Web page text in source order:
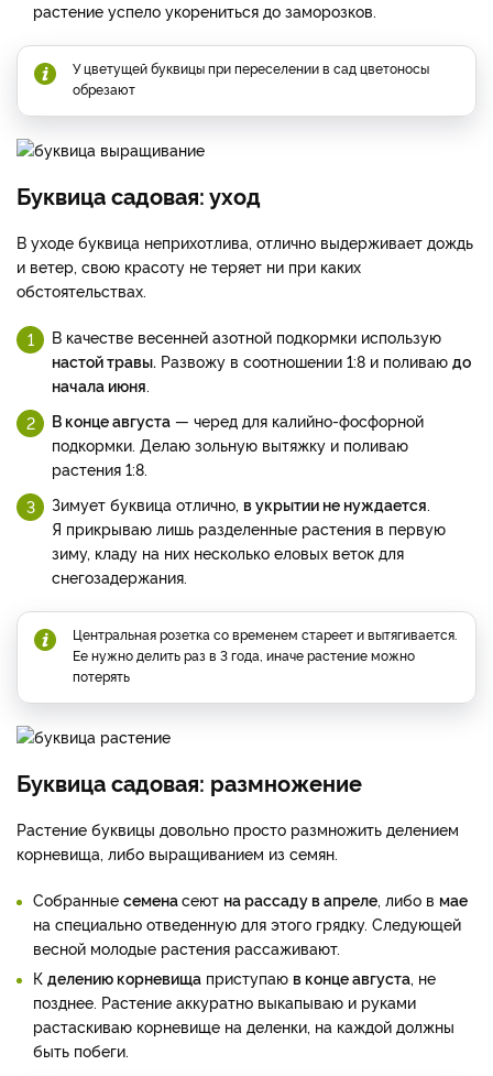
растение успело укорениться до заморозков.
У цветущей буквицы при переселении в сад цветоносы
обрезают
Буквица садовая: уход
В уходе буквица неприхотлива, отлично выдерживает дождь
и ветер, свою красоту не теряет ни при каких
обстоятельствах.
В качестве весенней азотной подкормки использую
настой травы. Развожу в соотношении 1:8 и поливаю до
начала июня
В конце августа — черед для калийно-фосфорной
подкормки. Делаю зольную вытяжку и поливаю
растения 1:8.
Зимует буквица отлично, в укрытии не нуждается
Я прикрываю лишь разделенные растения в первую
зиму, кладу на них несколько еловых веток для
снегозадержания.
Центральная розетка со временем стареет и вытягивается.
Ее нужно делить раз в 3 года, иначе растение можно
потерять
Буквица садовая: размножение
Растение буквицы довольно просто размножить делением
корневища, либо выращиванием из семян.
Собранные семена сеют на рассаду в апреле , либо в мае
на специально отведенную для этого грядку. Следующей
весной молодые растения рассаживают.
К делению корневища приступаю в конце августа , не
позднее. Растение аккуратно выкапываю и руками
растаскиваю корневище на деленки, на каждой должны
быть побеги.